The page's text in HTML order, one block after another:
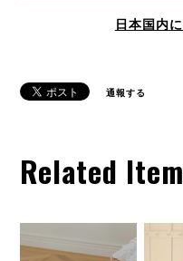
日本国内
通報する
Related